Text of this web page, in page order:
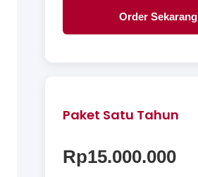
Order Sekarang
Paket Satu Tahun
Rp15.000.000